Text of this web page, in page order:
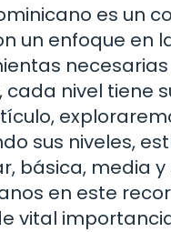
es un
un enfoque en
cada nivel tiene
sus niveles,
básica, media
en este
vital